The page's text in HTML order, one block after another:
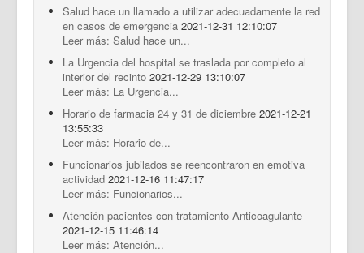
Salud hace un llamado a utilizar adecuadamente la red
en casos de emergencia 2021-12-31 12:10:07
Leer más: Salud hace un...
La Urgencia del hospital se traslada por completo al
interior del recinto 2021-12-29 13:10:07
Leer más: La Urgencia...
Horario de farmacia 24 y 31 de diciembre 2021-12-21
13:55:33
Leer más: Horario de...
Funcionarios jubilados se reencontraron en emotiva
actividad 2021-12-16 11:47:17
Leer más: Funcionarios...
Atención pacientes con tratamiento Anticoagulante
2021-12-15 11:46:14
Leer más: Atención...